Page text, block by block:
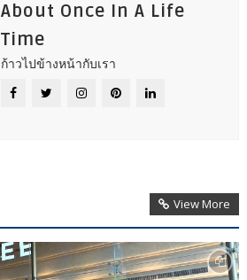
About Once In A Life
Time
ก้าวไปข้างหน้ากับเรา
View More